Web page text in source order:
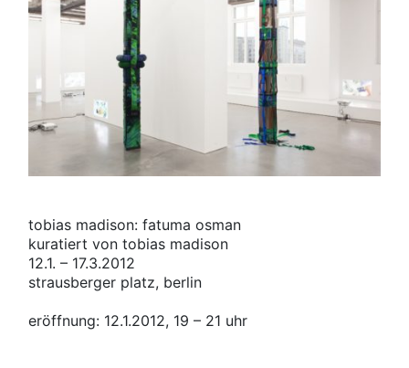
tobias madison: fatuma osman
kuratiert von tobias madison
12.1. – 17.3.2012
strausberger platz, berlin
eröffnung: 12.1.2012, 19 – 21 uhr